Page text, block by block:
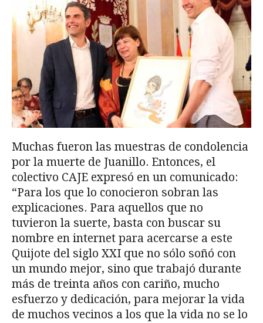
Muchas fueron las muestras de condolencia
por la muerte de Juanillo. Entonces, el
colectivo CAJE expresó en un comunicado:
“Para los que lo conocieron sobran las
explicaciones. Para aquellos que no
tuvieron la suerte, basta con buscar su
nombre en internet para acercarse a este
Quijote del siglo XXI que no sólo soñó con
un mundo mejor, sino que trabajó durante
más de treinta años con cariño, mucho
esfuerzo y dedicación, para mejorar la vida
de muchos vecinos a los que la vida no se lo